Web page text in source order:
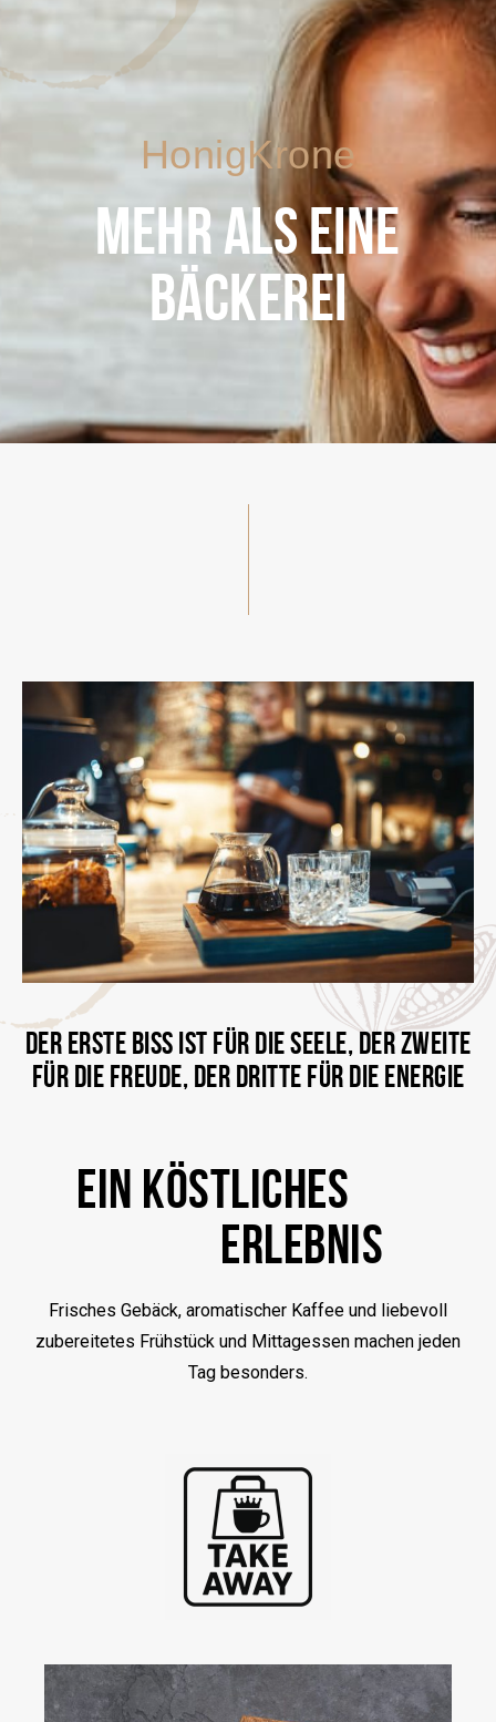
HonigKrone
MEHR ALS EINE
BÄCKEREI
DER ERSTE BISS IST FÜR DIE SEELE, DER ZWEITE
FÜR DIE FREUDE, DER DRITTE FÜR DIE ENERGIE
EIN KÖSTLICHES
ERLEBNIS
Frisches Gebäck, aromatischer Kaffee und liebevoll
zubereitetes Frühstück und Mittagessen machen jeden
Tag besonders.